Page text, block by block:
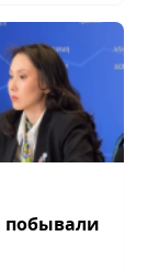
побывали